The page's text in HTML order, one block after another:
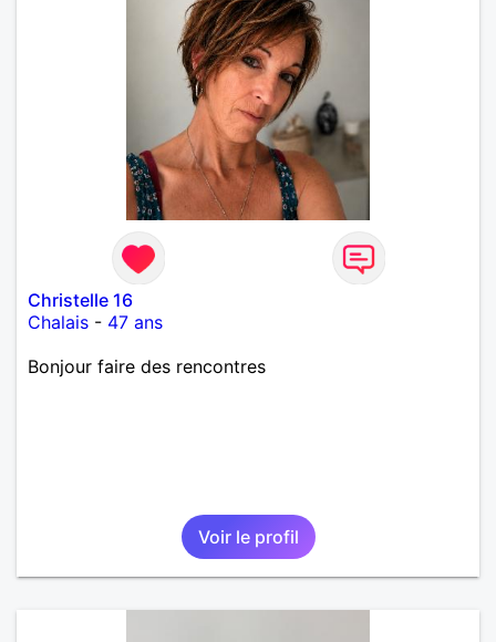
Christelle 16
Chalais - 47 ans
Bonjour faire des rencontres
Voir le profil